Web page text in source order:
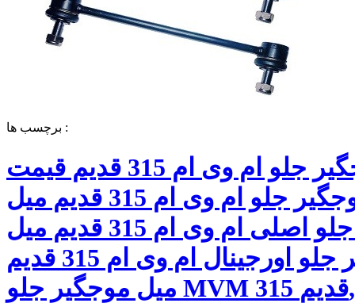
برچسب ها :
میل موجگیر جلو ام وی ام 315 قدیم قیمت
میل موجگیر جلو ام وی ام 315 قدیم میل
موجگیر جلو اصلی ام وی ام 315 قدیم میل
موجگیر جلو اورجینال ام وی ام 315 قدیم
میل موجگیر جلو MVM 315 قدیم,